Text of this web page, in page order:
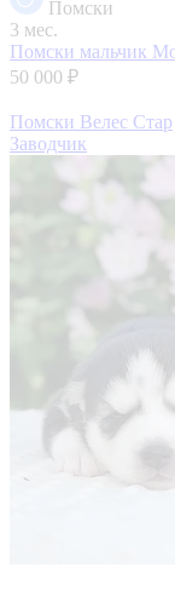
Помски
3 мес.
Помски мальчик
50 000 ₽
Помски Велес Стар
Заводчик